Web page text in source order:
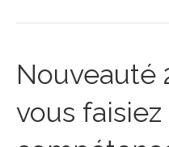
Nouveauté
vous